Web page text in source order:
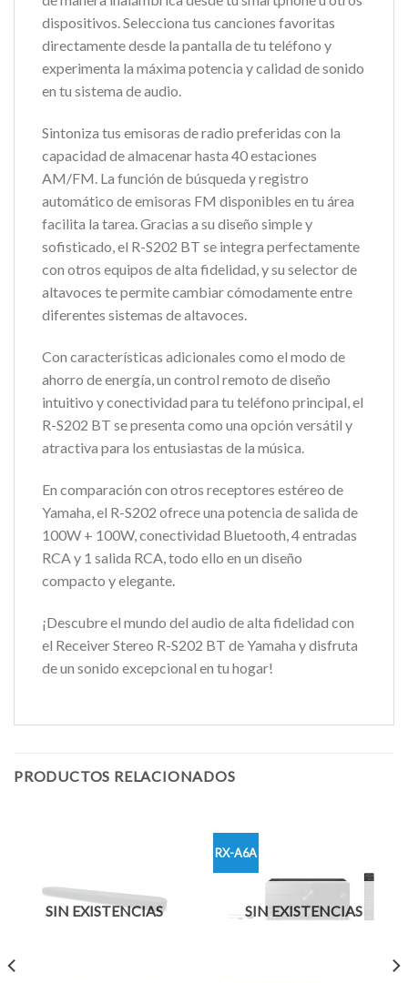
dispositivos. Selecciona tus canciones favoritas
directamente desde la pantalla de tu teléfono y
experimenta la máxima potencia y calidad de sonido
en tu sistema de audio.
Sintoniza tus emisoras de radio preferidas con la
capacidad de almacenar hasta 40 estaciones
AM/FM. La función de búsqueda y registro
automático de emisoras FM disponibles en tu área
facilita la tarea. Gracias a su diseño simple y
sofisticado, el R-S202 BT se integra perfectamente
con otros equipos de alta fidelidad, y su selector de
altavoces te permite cambiar cómodamente entre
diferentes sistemas de altavoces.
Con características adicionales como el modo de
ahorro de energía, un control remoto de diseño
intuitivo y conectividad para tu teléfono principal, el
R-S202 BT se presenta como una opción versátil y
atractiva para los entusiastas de la música.
En comparación con otros receptores estéreo de
Yamaha, el R-S202 ofrece una potencia de salida de
100W + 100W, conectividad Bluetooth, 4 entradas
RCA y 1 salida RCA, todo ello en un diseño
compacto y elegante.
¡Descubre el mundo del audio de alta fidelidad con
el Receiver Stereo R-S202 BT de Yamaha y disfruta
de un sonido excepcional en tu hogar!
PRODUCTOS RELACIONADOS
SIN EXISTENCIAS
RX-A6A
SIN EXISTENCIAS